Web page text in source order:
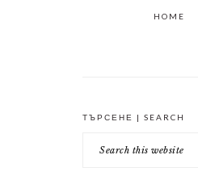
HOME
PRIMARY
SIDEBAR
ТЪРСЕНЕ | SEARCH
this